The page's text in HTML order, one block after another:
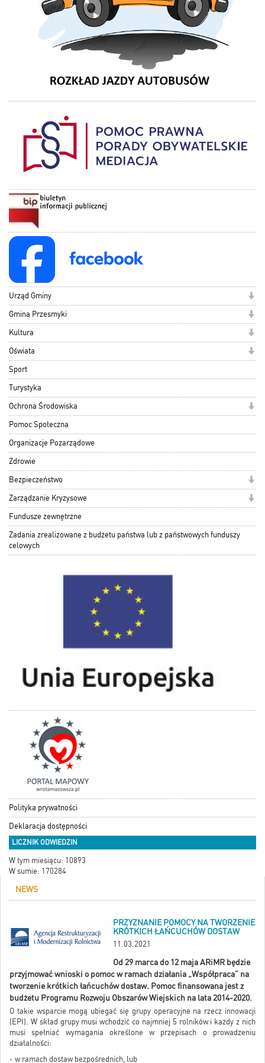
Urząd Gminy
Gmina Przesmyki
Kultura
Oświata
Sport
Turystyka
Ochrona Środowiska
Pomoc Społeczna
Organizacje Pozarządowe
Zdrowie
Bezpieczeństwo
Zarządzanie Kryzysowe
Fundusze zewnętrzne
Zadania zrealizowane z budżetu państwa lub z państwowych funduszy
celowych
Polityka prywatności
Deklaracja dostępności
LICZNIK ODWIEDZIN
W tym miesiącu: 10893
W sumie: 170284
NEWS
PRZYZNANIE POMOCY NA TWORZENIE
KRÓTKICH ŁAŃCUCHÓW DOSTAW
11.03.2021
Od 29 marca do 12 maja ARiMR będzie
przyjmować wnioski o pomoc w ramach działania „Współpraca” na
tworzenie krótkich łańcuchów dostaw. Pomoc finansowana jest z
budżetu Programu Rozwoju Obszarów Wiejskich na lata 2014-2020.
O takie wsparcie mogą ubiegać się grupy operacyjne na rzecz innowacji
(EPI). W skład grupy musi wchodzić co najmniej 5 rolników i każdy z nich
musi spełniać wymagania określone w przepisach o prowadzeniu
działalności:
- w ramach dostaw bezpośrednich, lub